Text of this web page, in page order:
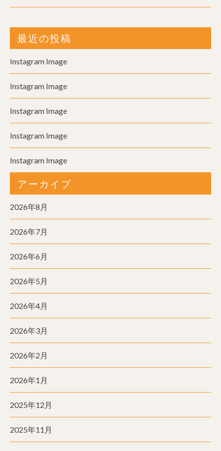
最近の投稿
Instagram Image
Instagram Image
Instagram Image
Instagram Image
Instagram Image
アーカイブ
2026年8月
2026年7月
2026年6月
2026年5月
2026年4月
2026年3月
2026年2月
2026年1月
2025年12月
2025年11月